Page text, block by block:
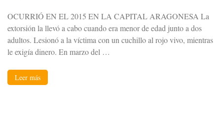
OCURRIÓ EN EL 2015 EN LA CAPITAL ARAGONESA La
extorsión la llevó a cabo cuando era menor de edad junto a dos
adultos. Lesionó a la víctima con un cuchillo al rojo vivo, mientras
le exigía dinero. En marzo del …
Leer más